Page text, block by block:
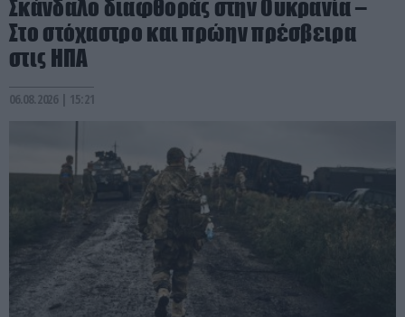
Σκάνδαλο διαφθοράς στην Ουκρανία –
Στο στόχαστρο και πρώην πρέσβειρα
στις ΗΠΑ
06.08.2026 | 15:21